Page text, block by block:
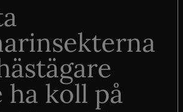
ha koll på